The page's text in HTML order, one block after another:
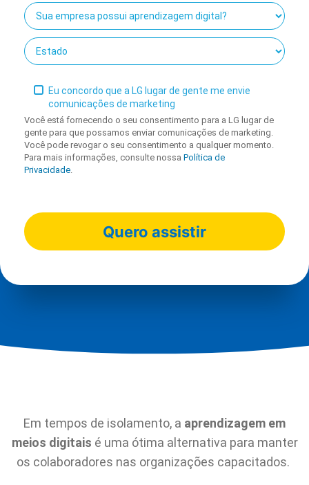
Eu concordo que a LG lugar de gente me envie
comunicações de marketing
Você está fornecendo o seu consentimento para a LG lugar de
gente para que possamos enviar comunicações de marketing.
Você pode revogar o seu consentimento a qualquer momento.
Para mais informações, consulte nossa Política de
Privacidade
Em tempos de isolamento, a aprendizagem em
meios digitais é uma ótima alternativa para manter
os colaboradores nas organizações capacitados.